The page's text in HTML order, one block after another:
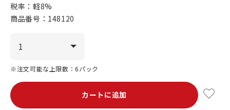
税率：軽8%
商品番号： 148120
※注文可能な上限数：6パック
カートに追加